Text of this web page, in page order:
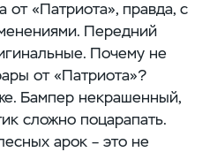
от «Патриота», правда, с
Передний
Почему не
от «Патриота»?
Бампер некрашенный,
сложно поцарапать.
арок – это не